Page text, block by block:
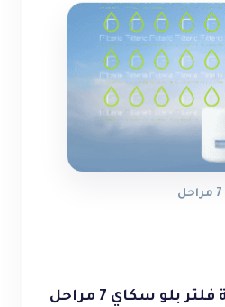
كيفية تركيب وصيانة فلتر بلو سكاي 7 مراحل